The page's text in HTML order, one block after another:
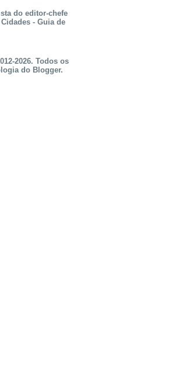
do editor-chefe
- Guia de
2026. Todos os
do Blogger.